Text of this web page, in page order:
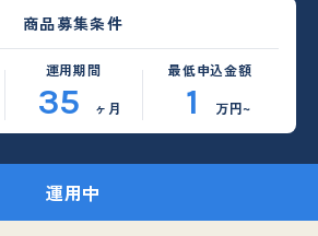
商品募集条件
運用期間
35 ヶ月
最低申込金額
1 万円~
運用中